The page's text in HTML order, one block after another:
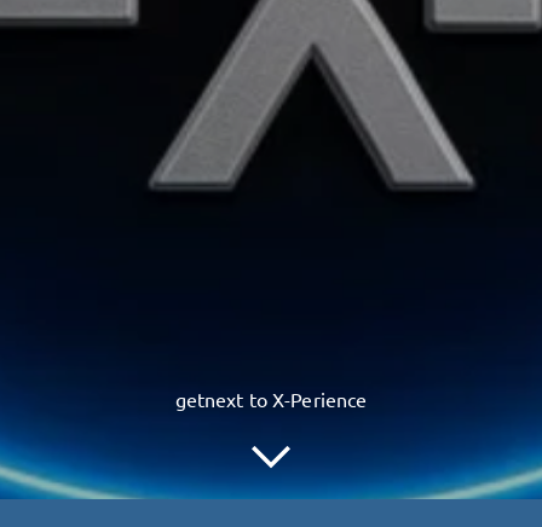
getnext to X-Perience